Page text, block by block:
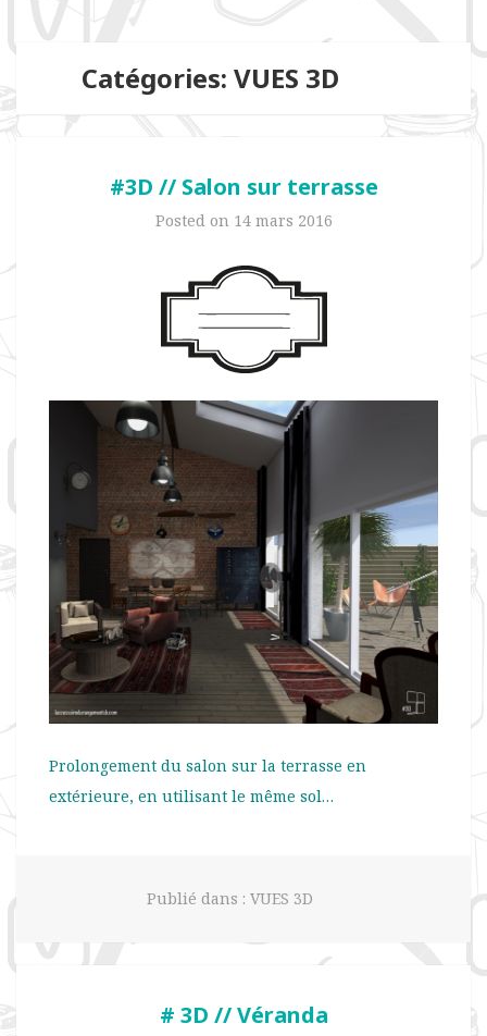
Catégories: VUES 3D
#3D // Salon sur terrasse
Posted on 14 mars 2016
Prolongement du salon sur la terrasse en
extérieure, en utilisant le même sol…
Publié dans : VUES 3D
# 3D // Véranda